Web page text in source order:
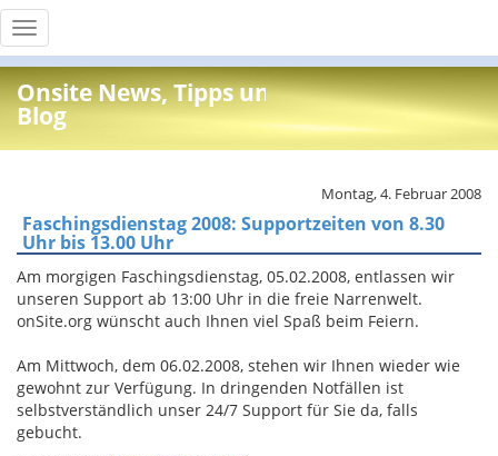
Toggle
navigation
Onsite News, Tipps und Info
Blog
Montag, 4. Februar 2008
Faschingsdienstag 2008: Supportzeiten von 8.30
Uhr bis 13.00 Uhr
Am morgigen Faschingsdienstag, 05.02.2008, entlassen wir
unseren Support ab 13:00 Uhr in die freie Narrenwelt.
onSite.org wünscht auch Ihnen viel Spaß beim Feiern.
Am Mittwoch, dem 06.02.2008, stehen wir Ihnen wieder wie
gewohnt zur Verfügung. In dringenden Notfällen ist
selbstverständlich unser 24/7 Support für Sie da, falls
gebucht.